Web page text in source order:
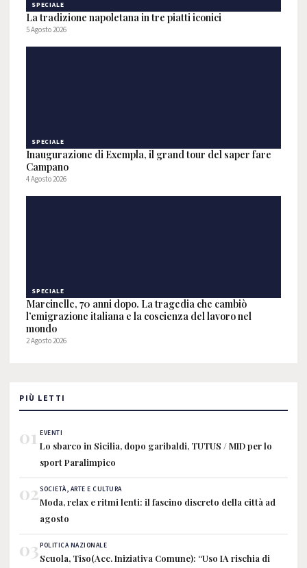
SPECIALE
La tradizione napoletana in tre piatti iconici
5 Agosto 2026
SPECIALE
Inaugurazione di Exempla, il grand tour del saper fare
Campano
4 Agosto 2026
SPECIALE
Marcinelle, 70 anni dopo. La tragedia che cambiò
l’emigrazione italiana e la coscienza del lavoro nel
mondo
2 Agosto 2026
PIÙ LETTI
01 EVENTI
Lo sbarco in Sicilia, dopo garibaldi, TUTUS / MID per lo
sport Paralimpico
02SOCIETÀ, ARTE E CULTURA
Moda, relax e ritmi lenti: il fascino discreto della città ad
agosto
03POLITICA NAZIONALE
Scuola, Tiso(Acc. Iniziativa Comune): “Uso IA rischia di